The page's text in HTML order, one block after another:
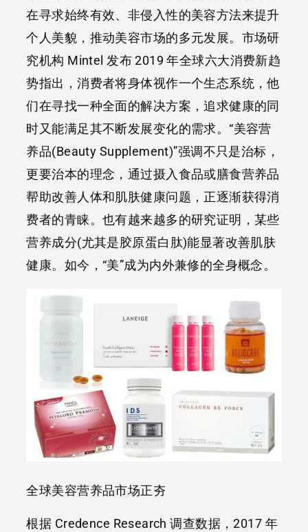
在寻求始终有效、非侵入性的美容方法来提升
个人美貌，推动美容市场的多元发展。市场研
究机构 Mintel 发布 2019 年全球六大消费新趋
势指出，消费者将身体视作一个生态系统，他
们在寻找一种全面的解决方案，追求健康的同
时又能满足其不断发展变化的需求。“美容营
养品(Beauty Supplement)”强调不只是治标，
更要治本的理念，通过摄入食品或膳食营养品
帮助改善人体和肌肤健康问题，正逐渐获得消
费者的青睐。也有越来越多的研究证明，某些
营养成分(尤其是胶原蛋白肽)能显著改善肌肤
健康。如今，“美”成为内外兼修的全身概念。
全球美容营养品市场正夯
根据 Credence Research 调查数据，2017 年